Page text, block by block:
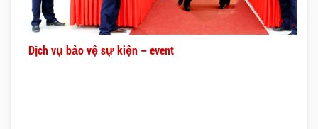
Dịch vụ bảo vệ sự kiện – event